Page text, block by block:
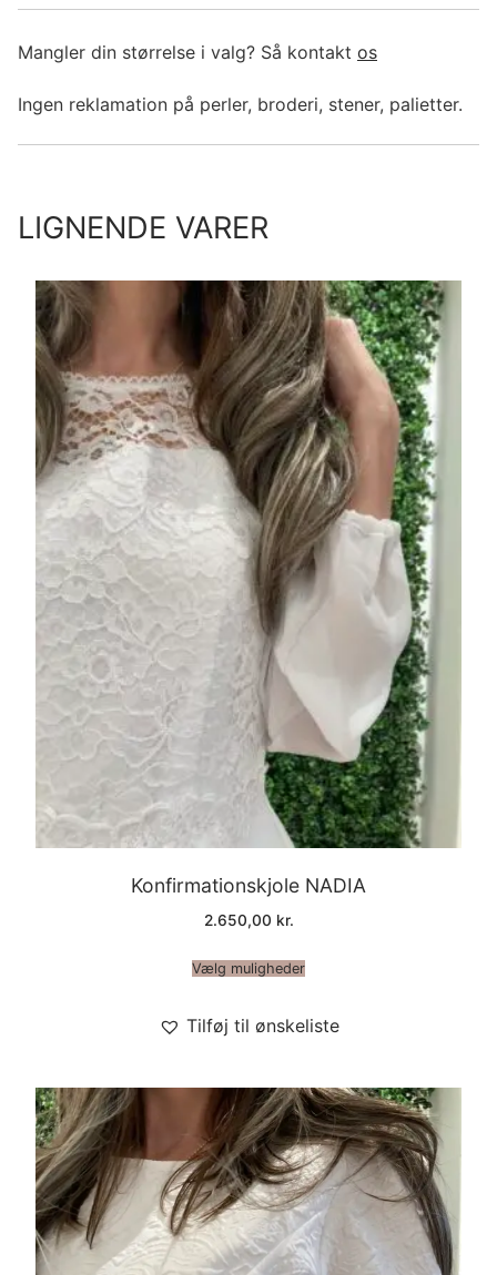
Mangler din størrelse i valg? Så kontakt os
Ingen reklamation på perler, broderi, stener, palietter.
LIGNENDE VARER
Konfirmationskjole NADIA
2.650,00 kr.
Vælg muligheder
Tilføj til ønskeliste